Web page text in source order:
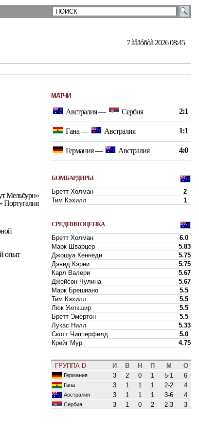
7 àâãóñòà 2026 08:45
Мельбурн»
Португалия
опыт
МАТЧИ
Австралия— Сербия 2:1
Гана— Австралия 1:1
Германия— Австралия 4:0
БОМБАРДИРЫ
Бретт Холман
2
Тим Кэхилл
1
СРЕДНЯЯ ОЦЕНКА
Бретт Холман
6.0
Марк Шварцер
5.83
Джошуа Кеннеди
5.75
Дэвид Кэрни
5.75
Карл Валери
5.67
Джейсон Чулина
5.67
Марк Брешиано
5.5
Тим Кэхилл
5.5
Люк Уилкшир
5.5
Бретт Эмертон
5.5
Лукас Нилл
5.33
Скотт Чипперфилд
5.0
Крейг Мур
4.75
ГРУППА D И В Н П М О
Германия 3 2 0 1 5-1 6
Гана 3 1 1 1 2-2 4
Австралия 3 1 1 1 3-6 4
Сербия 3 1 0 2 2-3 3